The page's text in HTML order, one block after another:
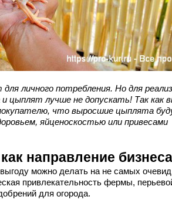
для личного потребления. Но для
цыплят лучше не допускать! Так как
что выросшие цыплята
яйценоскостью или привесами
направление бизнеса
можно делать на не самых
привлекательность фермы,
для огорода.